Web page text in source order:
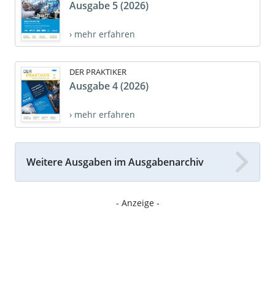
Ausgabe 5 (2026)
› mehr erfahren
DER PRAKTIKER
Ausgabe 4 (2026)
› mehr erfahren
Weitere Ausgaben im Ausgabenarchiv
- Anzeige -